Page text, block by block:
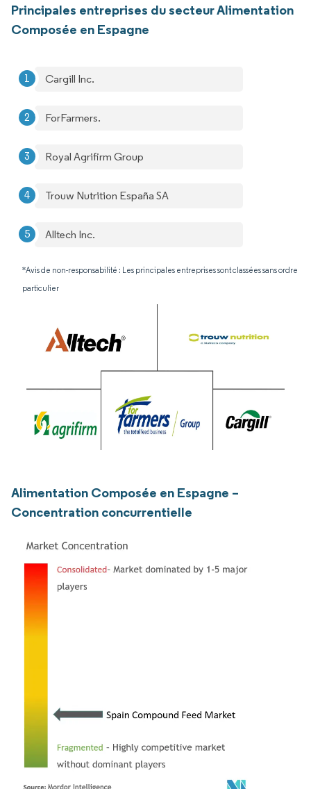
Principales entreprises du secteur Alimentation
Composée en Espagne
Cargill Inc.
ForFarmers.
Royal Agrifirm Group
Trouw Nutrition España SA
Alltech Inc.
*Avis de non-responsabilité : Les principales entreprises sont classées sans ordre
particulier
Alimentation Composée en Espagne –
Concentration concurrentielle